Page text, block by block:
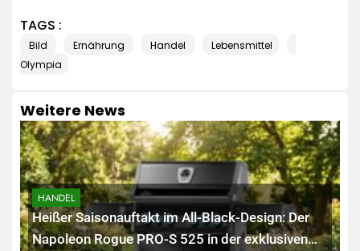
TAGS :
Bild Ernährung Handel
Lebensmittel
Olympia
Weitere News
HANDEL
Heißer Saisonauftakt im All-Black-Design: Der
Napoleon Rogue PRO-S 525 in der exklusiven